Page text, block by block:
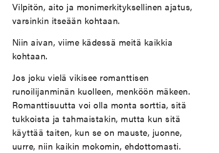
Vilpitön, aito ja monimerkityksellinen ajatus,
varsinkin itseään kohtaan.
Niin aivan, viime kädessä meitä kaikkia
kohtaan.
Jos joku vielä vikisee romanttisen
runoilijanminän kuolleen, menköön mäkeen.
Romanttisuutta voi olla monta sorttia, sitä
tukkoista ja tahmaistakin, mutta kun sitä
käyttää taiten, kun se on mauste, juonne,
uurre, niin kaikin mokomin, ehdottomasti.